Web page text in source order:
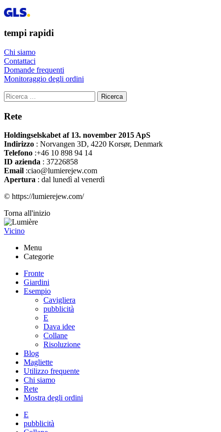
tempi rapidi
Chi siamo
Contattaci
Domande frequenti
Monitoraggio degli ordini
Ricerca
Rete
Holdingselskabet af 13. november 2015 ApS
Indirizzo : Norvangen 3D, 4220 Korsør, Denmark
Telefono :+46 10 898 94 14
ID azienda : 37226858
Email :ciao@lumierejew.com
Apertura : dal lunedì al venerdì
© https://lumierejew.com/
Torna all'inizio
Vicino
Menu
Categorie
Fronte
Giardini
Esempio
Cavigliera
pubblicità
E
Dava idee
Collane
Risoluzione
Blog
Magliette
Utilizzo frequente
Chi siamo
Rete
Mostra degli ordini
E
pubblicità